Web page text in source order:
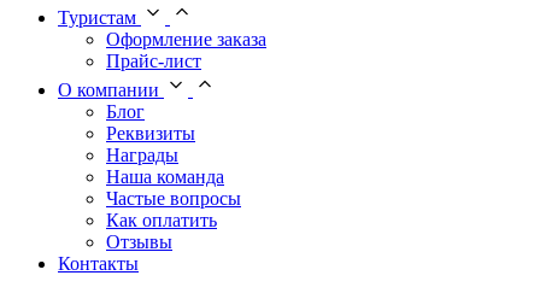
Туристам
Оформление заказа
Прайс-лист
О компании
Блог
Реквизиты
Награды
Наша команда
Частые вопросы
Как оплатить
Отзывы
Контакты